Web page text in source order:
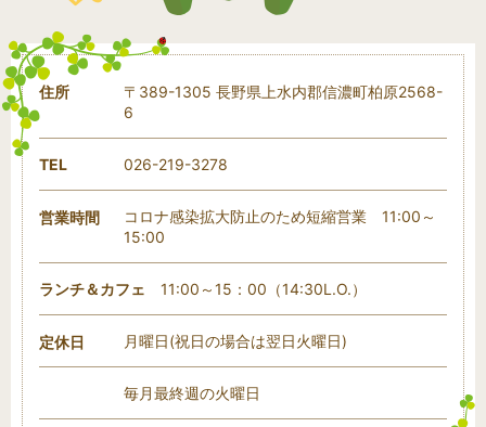
住所
〒389-1305 長野県上水内郡信濃町柏原2568-
6
TEL 026-219-3278
営業時間
コロナ感染拡大防止のため短縮営業 11:00～
15:00
ランチ＆カフェ 11:00～15：00（14:30L.O.）
定休日 月曜日(祝日の場合は翌日火曜日)
毎月最終週の火曜日